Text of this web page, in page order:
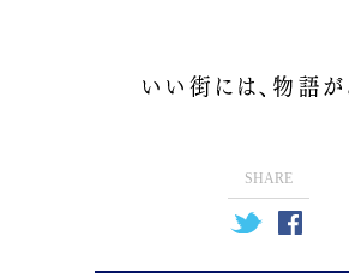
SHARE